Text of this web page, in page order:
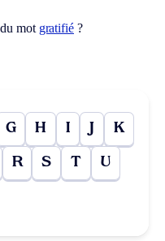
mot gratifié?
G H I J K
R S T U